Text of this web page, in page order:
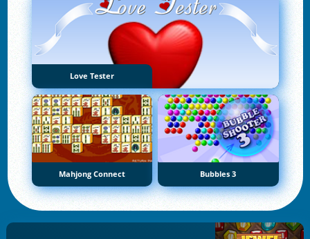
Love Tester
Mahjong Connect Bubbles 3